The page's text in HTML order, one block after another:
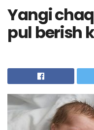
Yangi
pul berish